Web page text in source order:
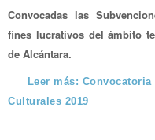
Convocadas las
fines lucrativos del ámbito
de Alcántara.
Leer más:
Culturales 2019